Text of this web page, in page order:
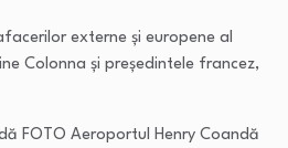
externe și europene al
Colonna și președintele francez,
FOTO Aeroportul Henry Coandă